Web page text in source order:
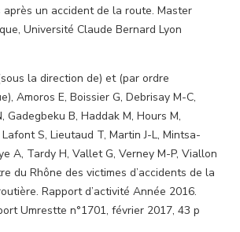
après un accident de la route. Master
Université Claude Bernard Lyon
la direction de) et (par ordre
Amoros E, Boissier G, Debrisay M-C,
Gadegbeku B, Haddak M, Hours M,
Lafont S, Lieutaud T, Martin J-L, Mintsa-
A, Tardy H, Vallet G, Verney M-P, Viallon
du Rhône des victimes d’accidents de la
Rapport d’activité Année 2016.
Umrestte n°1701, février 2017, 43 p